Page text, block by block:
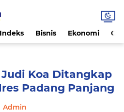
Indeks Bisnis Ekonomi
Koa Ditangkap
Padang Panjang
Admin